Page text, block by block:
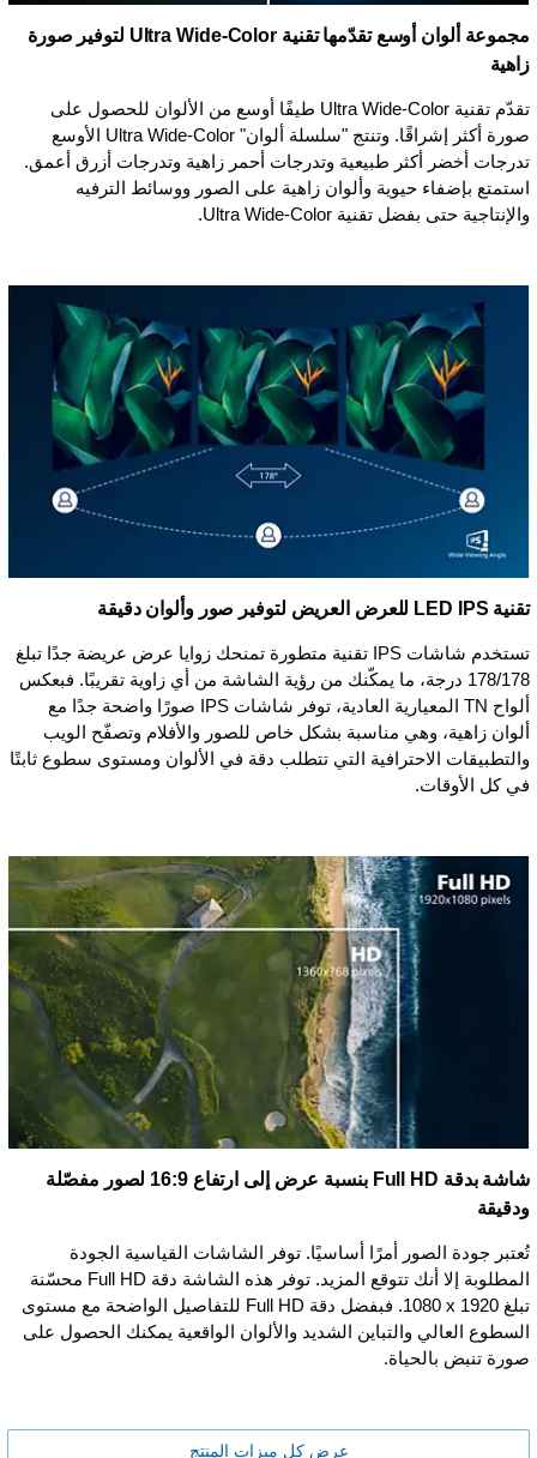
مجموعة ألوان أوسع تقدّمها تقنية Ultra Wide-Color لتوفير صورة
زاهية
تقدّم تقنية Ultra Wide-Color طيفًا أوسع من الألوان للحصول على
صورة أكثر إشراقًا. وتنتج "سلسلة ألوان" Ultra Wide-Color الأوسع
تدرجات أخضر أكثر طبيعية وتدرجات أحمر زاهية وتدرجات أزرق أعمق.
استمتع بإضفاء حيوية وألوان زاهية على الصور ووسائط الترفيه
والإنتاجية حتى بفضل تقنية Ultra Wide-Color.
تقنية IPS ‏LED للعرض العريض لتوفير صور وألوان دقيقة
تستخدم شاشات IPS تقنية متطورة تمنحك زوايا عرض عريضة جدًا تبلغ
178/178 درجة، ما يمكّنك من رؤية الشاشة من أي زاوية تقريبًا. فبعكس
ألواح TN المعيارية العادية، توفر شاشات IPS صورًا واضحة جدًا مع
ألوان زاهية، وهي مناسبة بشكل خاص للصور والأفلام وتصفّح الويب
والتطبيقات الاحترافية التي تتطلب دقة في الألوان ومستوى سطوع ثابتًا
في كل الأوقات.
شاشة بدقة Full HD بنسبة عرض إلى ارتفاع 16:9 لصور مفصّلة
ودقيقة
تُعتبر جودة الصور أمرًا أساسيًا. توفر الشاشات القياسية الجودة
المطلوبة إلا أنك تتوقع المزيد. توفر هذه الشاشة دقة Full HD محسّنة
تبلغ ‏1920 x ‏1080. فبفضل دقة Full HD للتفاصيل الواضحة مع مستوى
السطوع العالي والتباين الشديد والألوان الواقعية يمكنك الحصول على
صورة تنبض بالحياة.
عرض كل ميزات المنتج